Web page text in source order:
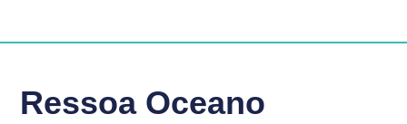
Ressoa Oceano